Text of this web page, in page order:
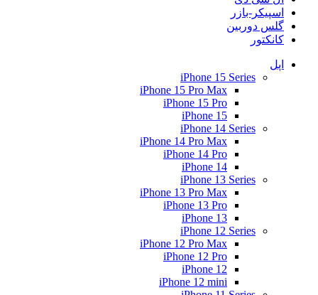
اسپیکر-بازر
گلس دوربین
کانکتور
اپل
iPhone 15 Series
iPhone 15 Pro Max
iPhone 15 Pro
iPhone 15
iPhone 14 Series
iPhone 14 Pro Max
iPhone 14 Pro
iPhone 14
iPhone 13 Series
iPhone 13 Pro Max
iPhone 13 Pro
iPhone 13
iPhone 12 Series
iPhone 12 Pro Max
iPhone 12 Pro
iPhone 12
iPhone 12 mini